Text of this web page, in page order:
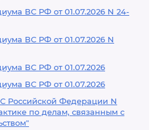
ВС РФ от 01.07.2026 N 24-
ВС РФ от 01.07.2026 N
ВС РФ от 01.07.2026
ВС РФ от 01.07.2026
Российской Федерации N
по делам, связанным с